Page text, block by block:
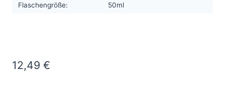
Flaschengröße: 50ml
12,49 €